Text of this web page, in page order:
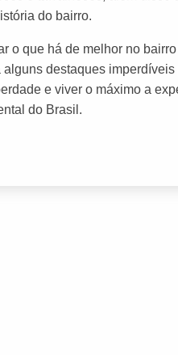
do bairro.
o que há de melhor no bairro
alguns destaques imperdíveis
e viver o máximo a
do Brasil.